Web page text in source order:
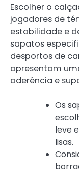
Escolher o
jogadores de
estabilidade e
sapatos
desportos de
apresentam
aderência e
Os
leve
lisas.